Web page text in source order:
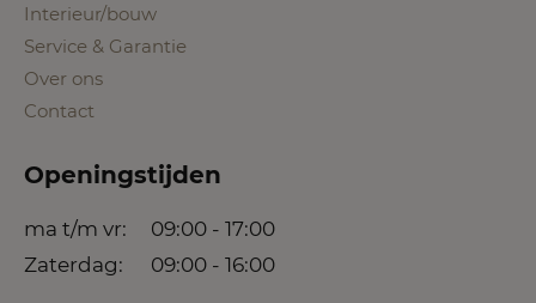
Interieur/bouw
Service & Garantie
Over ons
Contact
Openingstijden
ma t/m vr:
09:00 - 17:00
Zaterdag:
09:00 - 16:00